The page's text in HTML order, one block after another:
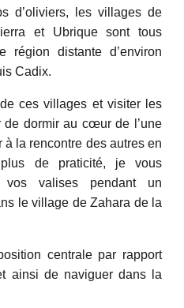
d’oliviers, les villages de
et Ubrique sont tous
région distante d’environ
Cadix.
ces villages et visiter les
de dormir au cœur de l’une
la rencontre des autres en
de praticité, je vous
vos valises pendant un
le village de Zahara de la
centrale par rapport
ainsi de naviguer dans la